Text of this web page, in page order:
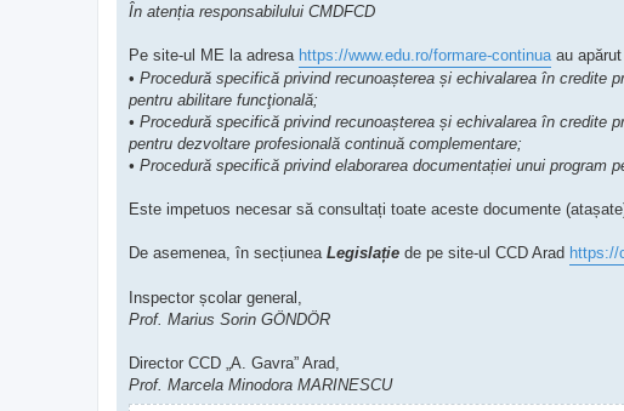
În atenția responsabilului CMDFCD
Pe site-ul ME la adresa https://www.edu.ro/formare-continua au
• Procedură specifică privind recunoașterea și echivalarea în credite
pentru abilitare funcţională;
• Procedură specifică privind recunoașterea și echivalarea în credite
pentru dezvoltare profesională continuă complementare;
• Procedură specifică privind elaborarea documentației unui program
Este impetuos necesar să consultați toate aceste documente
De asemenea, în secțiunea Legislație de pe site-ul CCD Arad https://
Inspector școlar general,
Prof. Marius Sorin GÖNDÖR
Director CCD „A. Gavra” Arad,
Prof. Marcela Minodora MARINESCU